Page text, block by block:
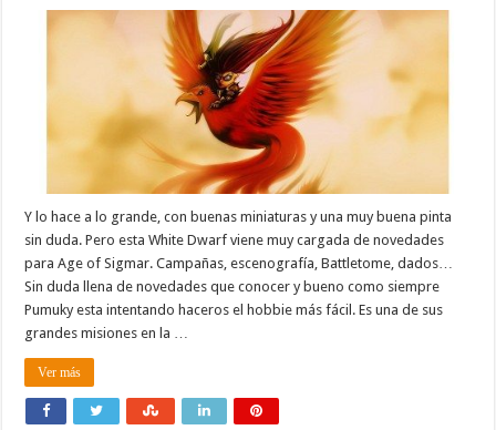
Y lo hace a lo grande, con buenas miniaturas y una muy buena pinta
sin duda. Pero esta White Dwarf viene muy cargada de novedades
para Age of Sigmar. Campañas, escenografía, Battletome, dados…
Sin duda llena de novedades que conocer y bueno como siempre
Pumuky esta intentando haceros el hobbie más fácil. Es una de sus
grandes misiones en la …
Ver más